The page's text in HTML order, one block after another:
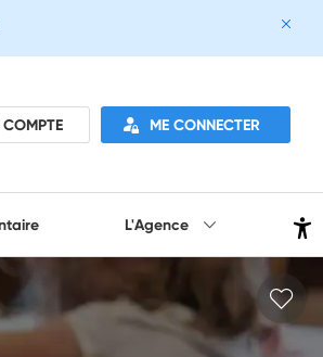
COMPTE ME CONNECTER
L'Agence